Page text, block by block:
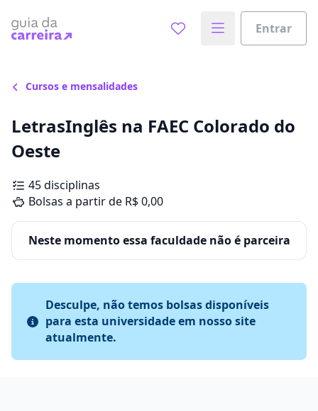
Entrar
Cursos e mensalidades
LetrasInglês na FAEC Colorado do
Oeste
45 disciplinas
Bolsas a partir de R$ 0,00
Neste momento essa faculdade não é parceira
Desculpe, não temos bolsas disponíveis
para esta universidade em nosso site
atualmente.